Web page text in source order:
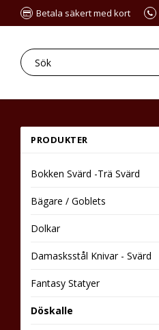
Betala säkert med kort
PRODUKTER
Bokken Svärd -Trä Svärd
Bägare / Goblets
Dolkar
Damasksstål Knivar - Svärd
Fantasy Statyer
Döskalle